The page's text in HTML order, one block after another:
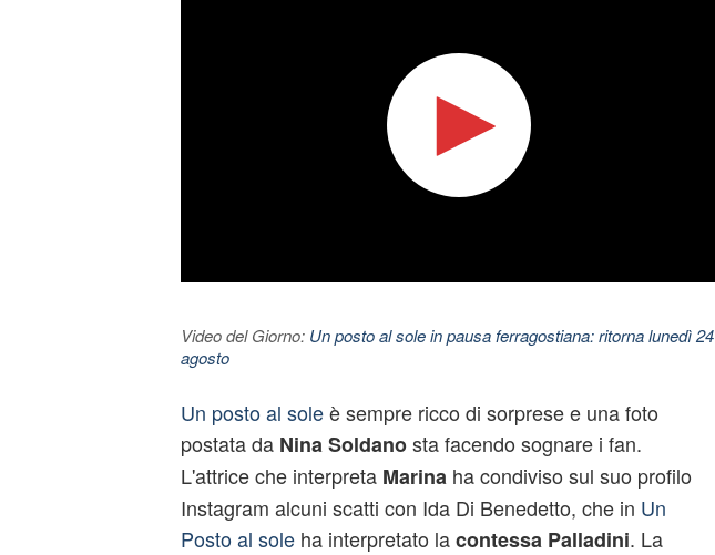
Video del Giorno: Un posto al sole in pausa ferragostiana: ritorna lunedì 24
agosto
Un posto al soleè sempre ricco di sorprese e una foto
postata da Nina Soldanosta facendo sognare i fan.
L'attrice che interpreta Marina ha condiviso sul suo profilo
Instagram alcuni scatti con Ida Di Benedetto, che in Un
Posto al soleha interpretato lacontessa Palladini. La